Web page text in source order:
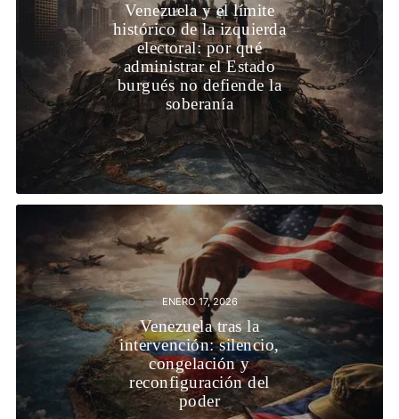
Venezuela y el límite
histórico de la izquierda
electoral: por qué
administrar el Estado
burgués no defiende la
soberanía
ENERO 17, 2026
Venezuela tras la
intervención: silencio,
congelación y
reconfiguración del
poder